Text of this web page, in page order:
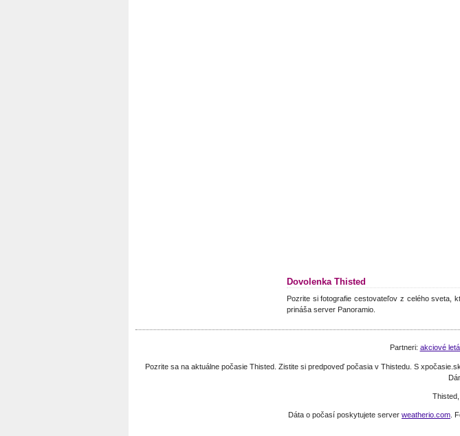
Dovolenka Thisted
Pozrite si fotografie cestovateľov z celého sveta,
prináša server Panoramio.
Partneri: akciové
Pozrite sa na aktuálne počasie Thisted. Zistite si predpoveď počasia v Thistedu. S
Dáta o počasí poskytujete server weatherio.com .